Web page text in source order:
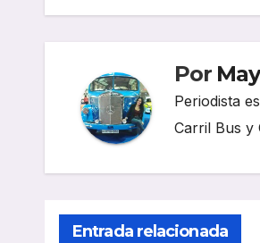
Por
Periodista
Carril Bus y
Entrada relacionada